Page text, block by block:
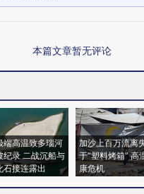
本篇文章暂无评论
端高温致多瑙河
纪录 二战沉船与
石接连露出
加沙上百万流离
于“塑料烤箱” 高
康危机